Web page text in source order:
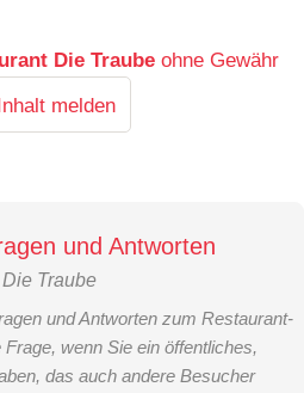
Die Traube ohne Gewähr
melden
und Antworten
Die Traube
und Antworten zum Restaurant-
wenn Sie ein öffentliches,
das auch andere Besucher